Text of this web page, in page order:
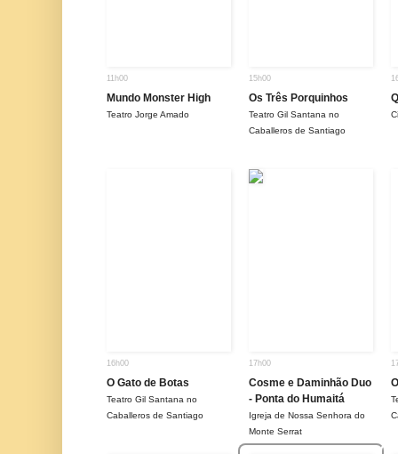
11h00
Mundo Monster High
Teatro Jorge Amado
15h00
Os Três Porquinhos
Teatro Gil Santana no
Caballeros de Santiago
16h00
O Gato de Botas
Teatro Gil Santana no
Caballeros de Santiago
17h00
Cosme e Daminhão Duo
- Ponta do Humaitá
Igreja de Nossa Senhora do
Monte Serrat